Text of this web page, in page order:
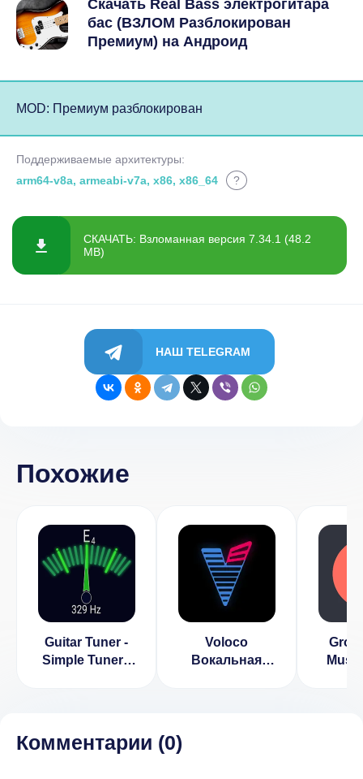
Скачать Real Bass электрогитара
бас (ВЗЛОМ Разблокирован
Премиум) на Андроид
MOD: Премиум разблокирован
Поддерживаемые архитектуры:
arm64-v8a, armeabi-v7a, x86, x86_64
?
СКАЧАТЬ: Взломанная версия 7.34.1 (48.2
MB)
НАШ TELEGRAM
Похожие
Guitar Tuner -
Simple Tuners
Voloco
Вокальная
Комментарии (0)